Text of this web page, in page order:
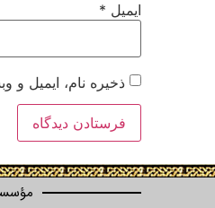
ایمیل *
ذخیره نام، ایمیل و